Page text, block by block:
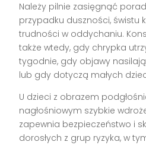
Należy pilnie zasięgnąć
przypadku duszności, świstu
trudności w oddychaniu.
także wtedy, gdy chrypka
tygodnie, gdy objawy
lub gdy dotyczą małych
U dzieci z obrazem
nagłośniowym szybkie
zapewnia bezpieczeństwo i
dorosłych z grup ryzyka, w